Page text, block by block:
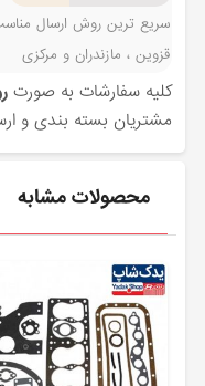
سریع ترین روش ارسال
قزوین ، مازندران و مرکزی
کلیه سفارشات به صورت
مشتریان بسته بندی و
محصولات مشابه